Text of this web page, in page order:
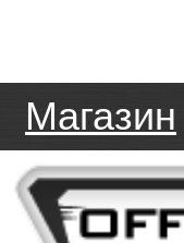
Магазин